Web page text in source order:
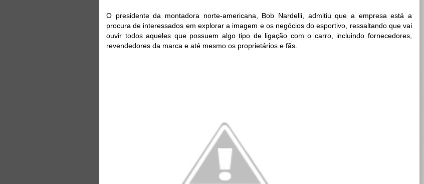
O presidente da montadora norte-americana, Bob Nardelli, admitiu que a empresa está a
procura de interessados em explorar a imagem e os negócios do esportivo, ressaltando que vai
ouvir todos aqueles que possuem algo tipo de ligação com o carro, incluindo fornecedores,
revendedores da marca e até mesmo os proprietários e fãs.